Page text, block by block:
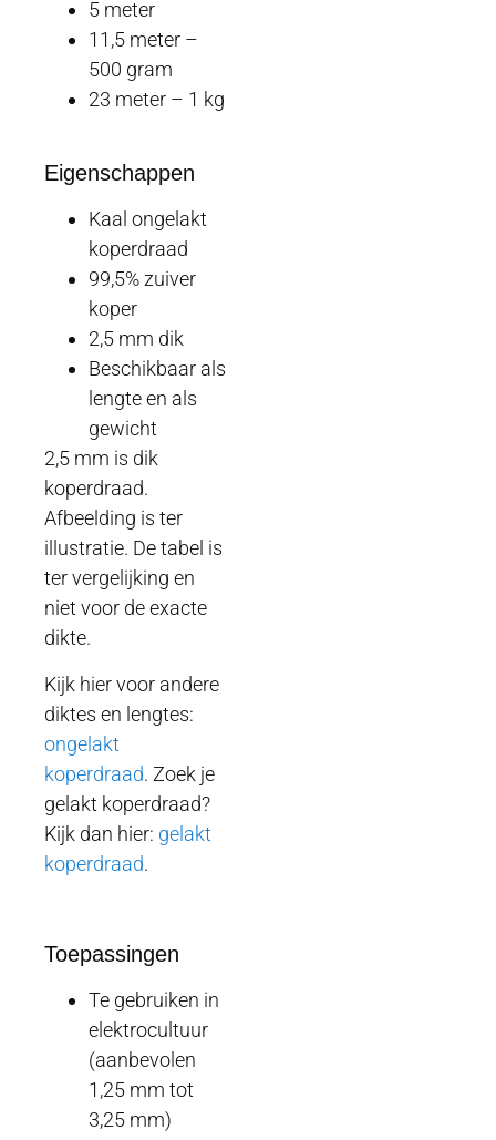
5 meter
11,5 meter –
500 gram
23 meter – 1 kg
Eigenschappen
Kaal ongelakt
koperdraad
99,5% zuiver
koper
2,5 mm dik
Beschikbaar als
lengte en als
gewicht
2,5 mm is dik
koperdraad.
Afbeelding is ter
illustratie. De tabel is
ter vergelijking en
niet voor de exacte
dikte.
Kijk hier voor andere
diktes en lengtes:
ongelakt
koperdraad. Zoek je
gelakt koperdraad?
Kijk dan hier: gelakt
koperdraad.
Toepassingen
Te gebruiken in
elektrocultuur
(aanbevolen
1,25 mm tot
3,25 mm)